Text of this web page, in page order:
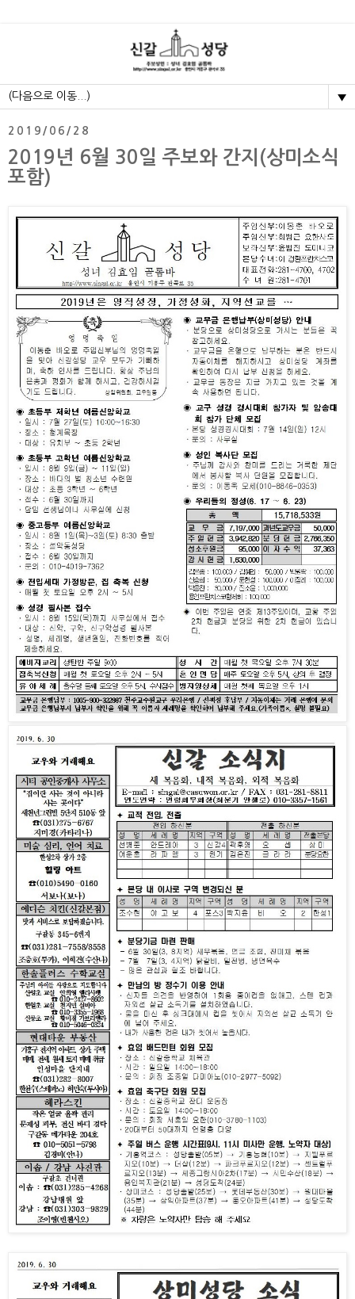
▼
2019/06/28
2019년 6월 30일 주보와 간지(상미소식
포함)